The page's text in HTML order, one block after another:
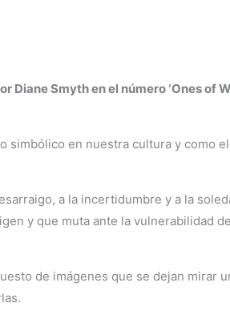
Diane Smyth en el número ‘Ones of
simbólico en nuestra cultura y como
a la incertidumbre y a la
y que muta ante la vulnerabilidad
de imágenes que se dejan mirar